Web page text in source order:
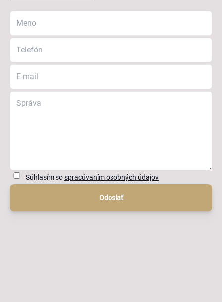
Súhlasím sospracúvaním osobných údajov
Odoslať